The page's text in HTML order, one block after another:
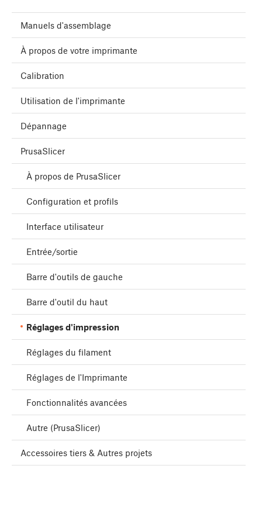
Manuels d'assemblage
À propos de votre imprimante
Calibration
Utilisation de l'imprimante
Dépannage
PrusaSlicer
À propos de PrusaSlicer
Configuration et profils
Interface utilisateur
Entrée/sortie
Barre d'outils de gauche
Barre d'outil du haut
Réglages d'impression
Réglages du filament
Réglages de l'Imprimante
Fonctionnalités avancées
Autre (PrusaSlicer)
Accessoires tiers & Autres projets